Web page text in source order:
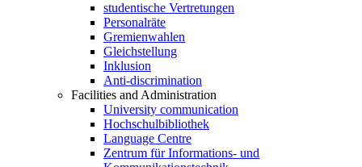
studentische Vertretungen
Personalräte
Gremienwahlen
Gleichstellung
Inklusion
Anti-discrimination
Facilities and Administration
University communication
Hochschulbibliothek
Language Centre
Zentrum für Informations- und